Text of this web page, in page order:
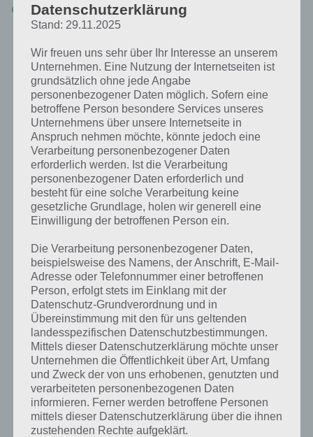
Zur Übersicht :4 Bilder 1 Wort Lösungen zu Zauberhafte
Märchenwelt im Mai 2024
Kurze Begriffserklärung zur Lösung
Umhang
Datenschutzerklärung
Stand: 29.11.2025
Wir freuen uns sehr über Ihr Interesse an unserem
Unternehmen. Eine Nutzung der Internetseiten ist
grundsätzlich ohne jede Angabe
personenbezogener Daten möglich. Sofern eine
betroffene Person besondere Services unseres
Unternehmens über unsere Internetseite in
Anspruch nehmen möchte, könnte jedoch eine
Verarbeitung personenbezogener Daten
erforderlich werden. Ist die Verarbeitung
personenbezogener Daten erforderlich und
besteht für eine solche Verarbeitung keine
gesetzliche Grundlage, holen wir generell eine
Einwilligung der betroffenen Person ein.
Die Verarbeitung personenbezogener Daten,
beispielsweise des Namens, der Anschrift, E-Mail-
Adresse oder Telefonnummer einer betroffenen
Person, erfolgt stets im Einklang mit der
Datenschutz-Grundverordnung und in
Übereinstimmung mit den für uns geltenden
landesspezifischen Datenschutzbestimmungen.
Mittels dieser Datenschutzerklärung möchte unser
Unternehmen die Öffentlichkeit über Art, Umfang
und Zweck der von uns erhobenen, genutzten und
verarbeiteten personenbezogenen Daten
informieren. Ferner werden betroffene Personen
mittels dieser Datenschutzerklärung über die ihnen
zustehenden Rechte aufgeklärt.